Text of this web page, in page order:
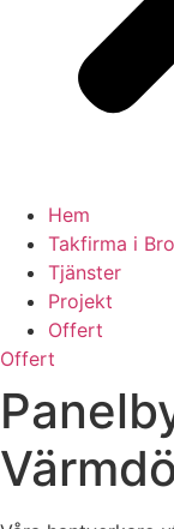
Hem
Takfirma i
Tjänster
Projekt
Offert
Offert